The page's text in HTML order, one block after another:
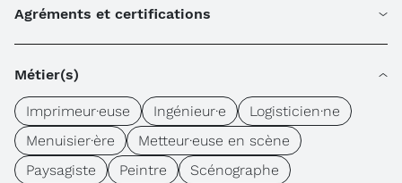
Agréments et certifications
Métier(s)
Imprimeur·euse Ingénieur·e
Logisticien·ne
Menuisier·ère
Metteur·euse en scène
Paysagiste
Peintre
Scénographe